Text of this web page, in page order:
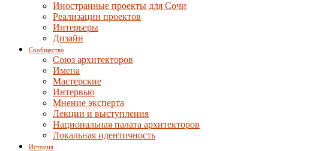
Иностранные проекты для Сочи
Реализации проектов
Интерьеры
Дизайн
Сообщество
Союз архитекторов
Имена
Мастерские
Интервью
Мнение эксперта
Лекции и выступления
Национальная палата архитекторов
Локальная идентичность
История